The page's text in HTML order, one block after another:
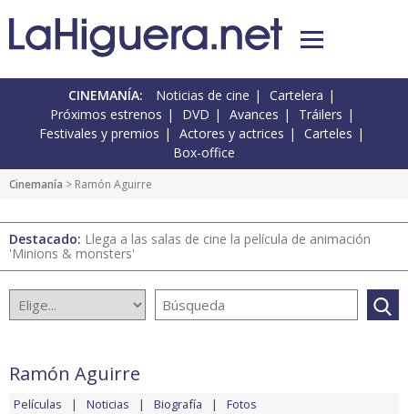
CINEMANÍA: Noticias de cine
Cartelera
Próximos estrenos
DVD Avances
Tráilers
Festivales y premios
Actores y actrices
Carteles
Box-office
Cinemanía > Ramón Aguirre
Destacado: Llega a las salas de cine la película de animación
'Minions & monsters'
Ramón Aguirre
Películas Noticias Biografía Fotos